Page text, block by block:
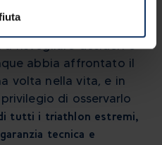
stessi, più di un
risvegliare desideri e
abbia affrontato il
volta nella vita, e in
di osservarlo
tutti i triathlon estremi,
tecnica e